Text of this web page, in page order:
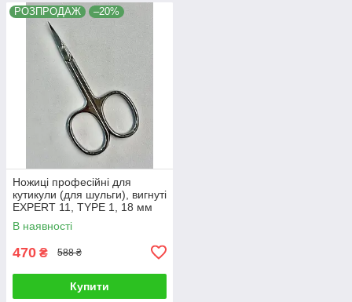
РОЗПРОДАЖ –20%
Ножиці професійні для
кутикули (для шульги), вигнуті
EXPERT 11, TYPE 1, 18 мм
Staleks
В наявності
470 ₴ 588 ₴
Купити